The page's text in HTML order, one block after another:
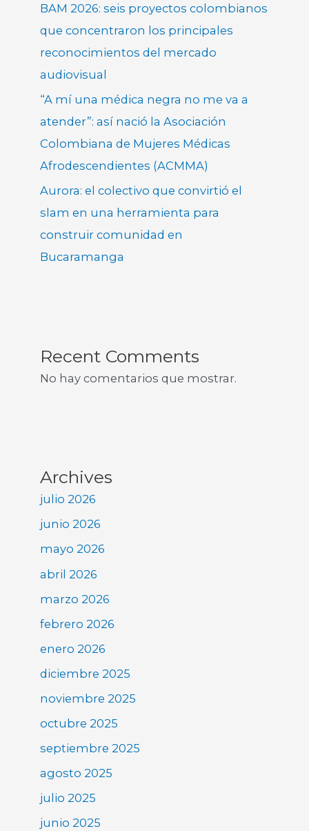
BAM 2026: seis proyectos colombianos
que concentraron los principales
reconocimientos del mercado
audiovisual
“A mí una médica negra no me va a
atender”: así nació la Asociación
Colombiana de Mujeres Médicas
Afrodescendientes (ACMMA)
Aurora: el colectivo que convirtió el
slam en una herramienta para
construir comunidad en
Bucaramanga
Recent Comments
No hay comentarios que mostrar.
Archives
julio 2026
junio 2026
mayo 2026
abril 2026
marzo 2026
febrero 2026
enero 2026
diciembre 2025
noviembre 2025
octubre 2025
septiembre 2025
agosto 2025
julio 2025
junio 2025